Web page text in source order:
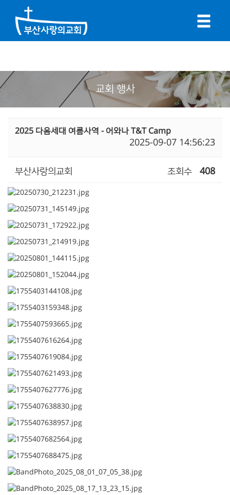
교회 행사
2025 다음세대 여름사역 - 어와나 T&T Camp
2025-09-07 14:56:23
부산사랑의교회 조회수 408